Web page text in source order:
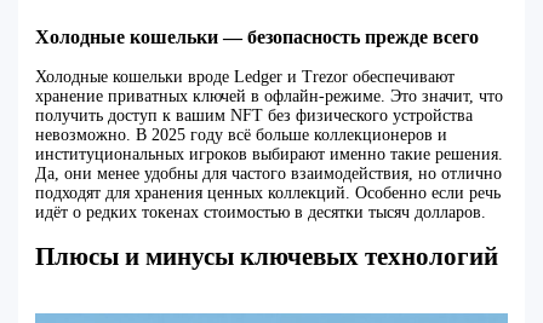
Холодные кошельки — безопасность прежде всего
Холодные кошельки вроде Ledger и Trezor обеспечивают
хранение приватных ключей в офлайн-режиме. Это значит, что
получить доступ к вашим NFT без физического устройства
невозможно. В 2025 году всё больше коллекционеров и
институциональных игроков выбирают именно такие решения.
Да, они менее удобны для частого взаимодействия, но отлично
подходят для хранения ценных коллекций. Особенно если речь
идёт о редких токенах стоимостью в десятки тысяч долларов.
Плюсы и минусы ключевых технологий